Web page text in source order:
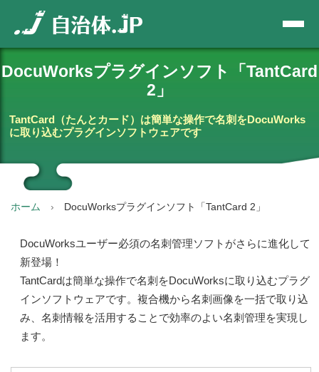
DocuWorksプラグインソフト「TantCard
2」
TantCard（たんとカード）は簡単な操作で名刺を DocuWorks
に取り込むプラグインソフトウェアです
ホーム DocuWorksプラグインソフト「TantCard 2」
DocuWorksユーザー必須の名刺管理ソフトがさらに進化して
新登場！
TantCardは簡単な操作で名刺をDocuWorksに取り込むプラグ
インソフトウェアです。複合機から名刺画像を一括で取り込
み、名刺情報を活用することで効率のよい名刺管理を実現し
ます。